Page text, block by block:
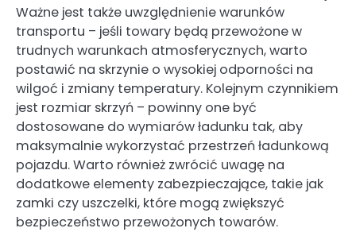
Ważne jest także uwzględnienie warunków
transportu – jeśli towary będą przewożone w
trudnych warunkach atmosferycznych, warto
postawić na skrzynie o wysokiej odporności na
wilgoć i zmiany temperatury. Kolejnym czynnikiem
jest rozmiar skrzyń – powinny one być
dostosowane do wymiarów ładunku tak, aby
maksymalnie wykorzystać przestrzeń ładunkową
pojazdu. Warto również zwrócić uwagę na
dodatkowe elementy zabezpieczające, takie jak
zamki czy uszczelki, które mogą zwiększyć
bezpieczeństwo przewożonych towarów.